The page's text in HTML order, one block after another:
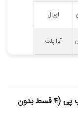
اوپال
آوا پلت
پرداخت با اعتبار اسنپ پی (۴ قسط بدون